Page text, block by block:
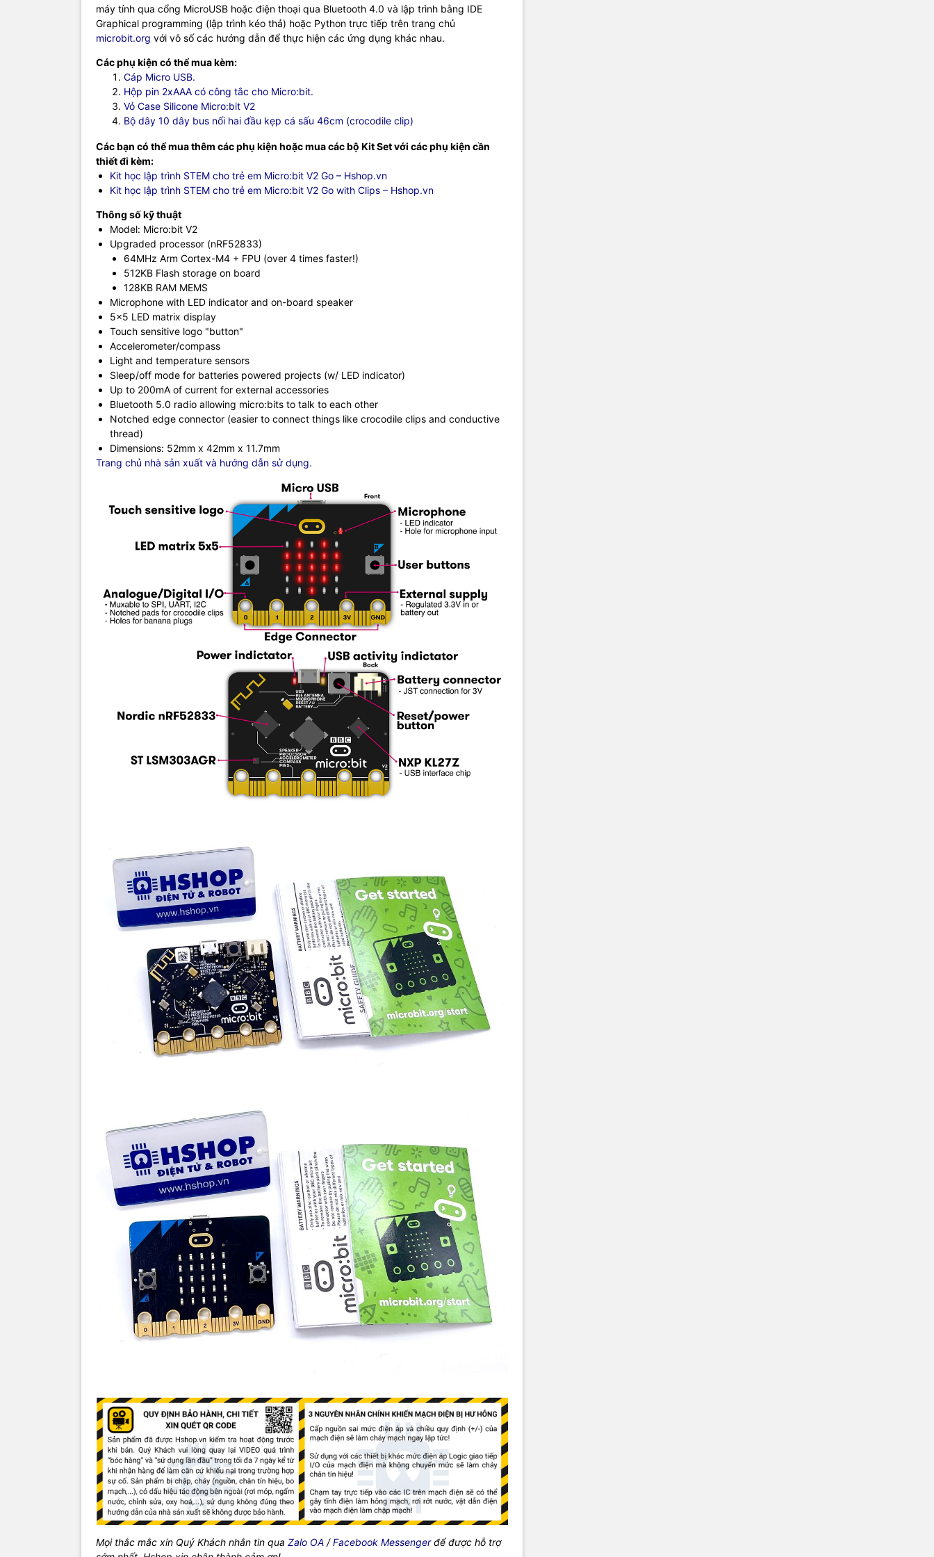
máy tính qua cổng MicroUSB hoặc điện thoại qua Bluetooth 4.0 và lập trình bằng IDE
Graphical programming (lập trình kéo thả) hoặc Python trực tiếp trên trang chủ
microbit.org với vô số các hướng dẫn để thực hiện các ứng dụng khác nhau.
Các phụ kiện có thể mua kèm:
Cáp Micro USB.
Hộp pin 2xAAA có công tắc cho Micro:bit.
Vỏ Case Silicone Micro:bit V2
Bộ dây 10 dây bus nối hai đầu kẹp cá sấu 46cm (crocodile clip)
Các bạn có thể mua thêm các phụ kiện hoặc mua các bộ Kit Set với các phụ kiện cần
thiết đi kèm:
Kit học lập trình STEM cho trẻ em Micro:bit V2 Go – Hshop.vn
Kit học lập trình STEM cho trẻ em Micro:bit V2 Go with Clips – Hshop.vn
Thông số kỹ thuật
Model: Micro:bit V2
Upgraded processor (nRF52833)
64MHz Arm Cortex-M4 + FPU (over 4 times faster!)
512KB Flash storage on board
128KB RAM MEMS
Microphone with LED indicator and on-board speaker
5x5 LED matrix display
Touch sensitive logo "button"
Accelerometer/compass
Light and temperature sensors
Sleep/off mode for batteries powered projects (w/ LED indicator)
Up to 200mA of current for external accessories
Bluetooth 5.0 radio allowing micro:bits to talk to each other
Notched edge connector (easier to connect things like crocodile clips and conductive
thread)
Dimensions: 52mm x 42mm x 11.7mm
Trang chủ nhà sản xuất và hướng dẫn sử dụng.
Mọi thắc mắc xin Quý Khách nhắn tin qua Zalo OA /Facebook Messengerđể được hỗ trợ
thread)
Dimensions: 52mm x 42mm x 11.7mm
Trang chủ nhà sản xuất và hướng dẫn sử dụng.